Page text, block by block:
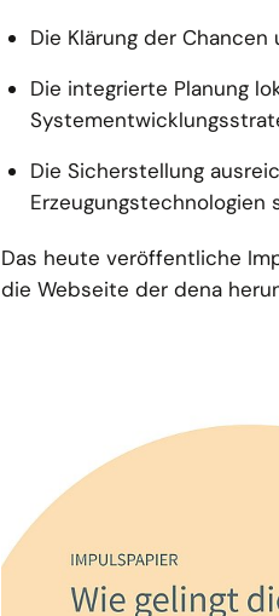
Die Klärung der
Die integrierte Planung
Die Sicherstellung
Das heute veröffentliche
die Webseite der dena